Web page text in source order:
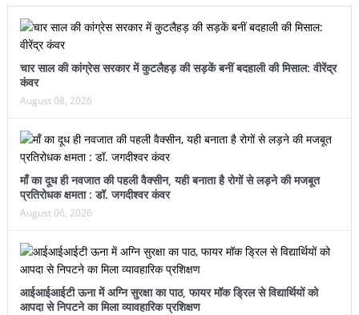
चार साल की कांग्रेस सरकार में कुटलैहड़ की सड़कें बनीं बदहाली की मिसाल: वीरेंद्र
कंवर
August 08, 2026
माँ का दूध ही नवजात की पहली वैक्सीन, यही बनाता है रोगों से लड़ने की मजबूत
प्रतिरोधक क्षमता : डॉ. जगदीश्वर कंवर
August 06, 2026
आईआईआईटी ऊना में अग्नि सुरक्षा का पाठ, फायर मॉक ड्रिल से विद्यार्थियों को
आपदा से निपटने का मिला व्यावहारिक प्रशिक्षण